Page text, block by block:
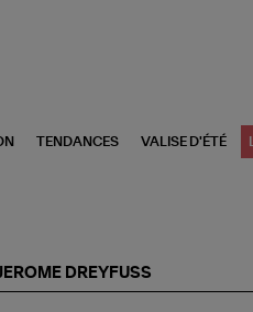
TENDANCES VALISE D'ÉTÉ
DREYFUSS